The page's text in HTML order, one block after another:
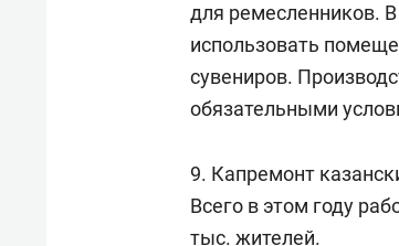
для ремесленников.
использовать
сувениров.
обязательными
9. Капремонт
Всего в этом году
тыс. жителей.